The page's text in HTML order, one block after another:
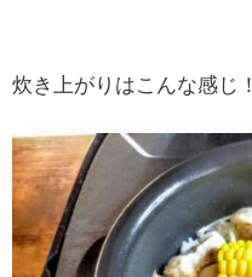
炊き上がりはこんな感じ！